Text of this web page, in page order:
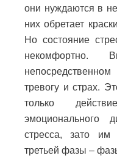
они нуждаются в
них обретает
Но состояние
тревогу и страх.
только
эмоционального
стресса, зато им
третьей фазы –